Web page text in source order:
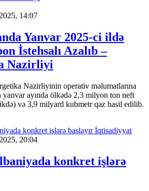
14:07
Yanvar 2025-ci ildə
İstehsalı Azalıb –
Nazirliyi
Nazirliyinin operativ məlumatlarına
ayında ölkədə 2,3 milyon ton neft
və 3,9 milyard kubmetr qaz hasil edilib.
İqtisadiyyat
20:04
konkret işlərə